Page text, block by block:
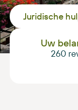
Juridische
Uw
260